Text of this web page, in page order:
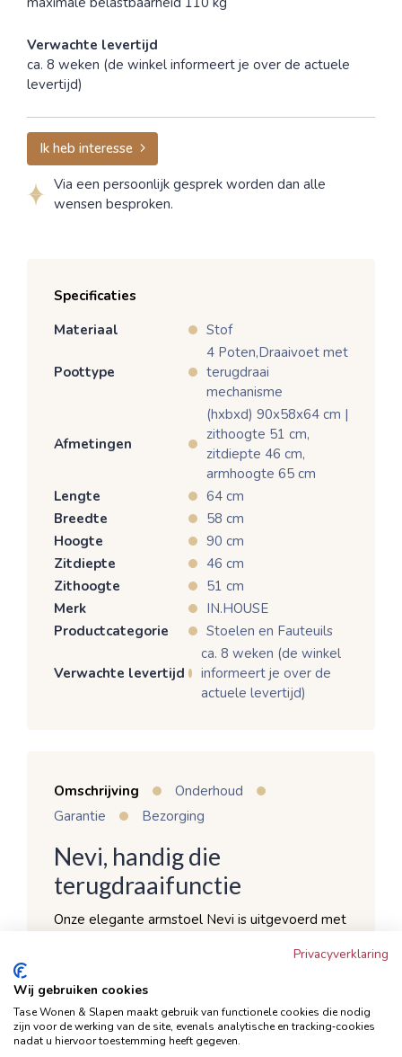
Verwachte levertijd
ca. 8 weken (de winkel informeert je over de actuele
levertijd)
Ik heb interesse
Via een persoonlijk gesprek worden dan alle
wensen besproken.
Specificaties
Materiaal
Stof
Poottype
4 Poten,Draaivoet met
terugdraai
mechanisme
Afmetingen
(hxbxd) 90x58x64 cm |
zithoogte 51 cm,
zitdiepte 46 cm,
armhoogte 65 cm
Lengte
64 cm
Breedte
58 cm
Hoogte
90 cm
Zitdiepte
46 cm
Zithoogte
51 cm
Merk
IN.HOUSE
Productcategorie
Stoelen en Fauteuils
Verwachte levertijd
ca. 8 weken (de winkel
informeert je over de
actuele levertijd)
Omschrijving
Onderhoud
Garantie
Bezorging
Nevi, handig die
terugdraaifunctie
Onze elegante armstoel Nevi is uitgevoerd met
verticaal stiksel. De armstoel is verkrijgbaar in
meerdere kleurtjes. Nevi is te bestellen per 2
per kleur, zodat je ook eenvoudig een leuke
Privacyverklaring
Wij gebruiken cookies
Tase Wonen & Slapen maakt gebruik van functionele cookies die nodig
zijn voor de werking van de site, evenals analytische en tracking‑cookies
nadat u hiervoor toestemming heeft gegeven.